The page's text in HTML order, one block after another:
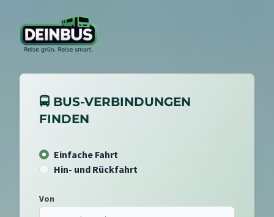
🚍 BUS-VERBINDUNGEN
FINDEN
Einfache Fahrt
Hin- und Rückfahrt
Von